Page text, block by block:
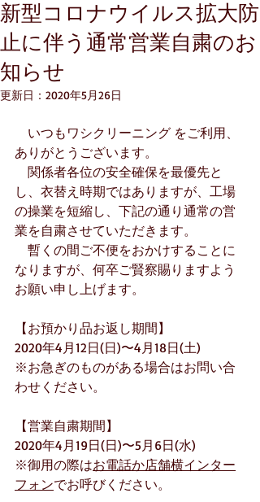
新型コロナウイルス拡大防
止に伴う通常営業自粛のお
知らせ
更新日： 2020年5月26日
いつもワシクリーニング をご利用、
ありがとうございます。
関係者各位の安全確保を最優先と
し、衣替え時期ではありますが、工場
の操業を短縮し、下記の通り通常の営
業を自粛させていただきます。
暫くの間ご不便をおかけすることに
なりますが、何卒ご賢察賜りますよう
お願い申し上げます。
【お預かり品お返し期間】
2020年4月12日(日)〜4月18日(土)
※お急ぎのものがある場合はお問い合
わせください。
【営業自粛期間】
2020年4月19日(日)〜5月6日(水)
※御用の際はお電話か店舗横インター
フォンでお呼びください。